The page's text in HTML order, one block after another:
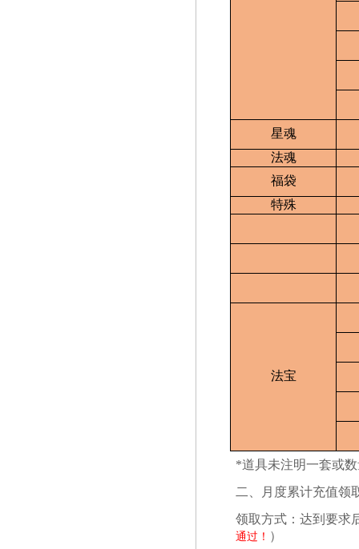
星魂
法魂
福袋
特殊
法宝
*道具未注明一套或
二、月度累计充值领
领取方式：达到要求
通过！ ）